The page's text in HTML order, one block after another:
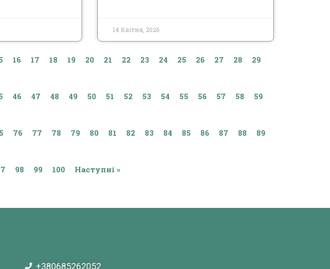
14 Квітня, 2026
16 17 18 19 20 21 22 23 24 25 26 27 28 29
46 47 48 49 50 51 52 53 54 55 56 57 58 59
76 77 78 79 80 81 82 83 84 85 86 87 88 89
98 99 100 Наступні »
+380685262052